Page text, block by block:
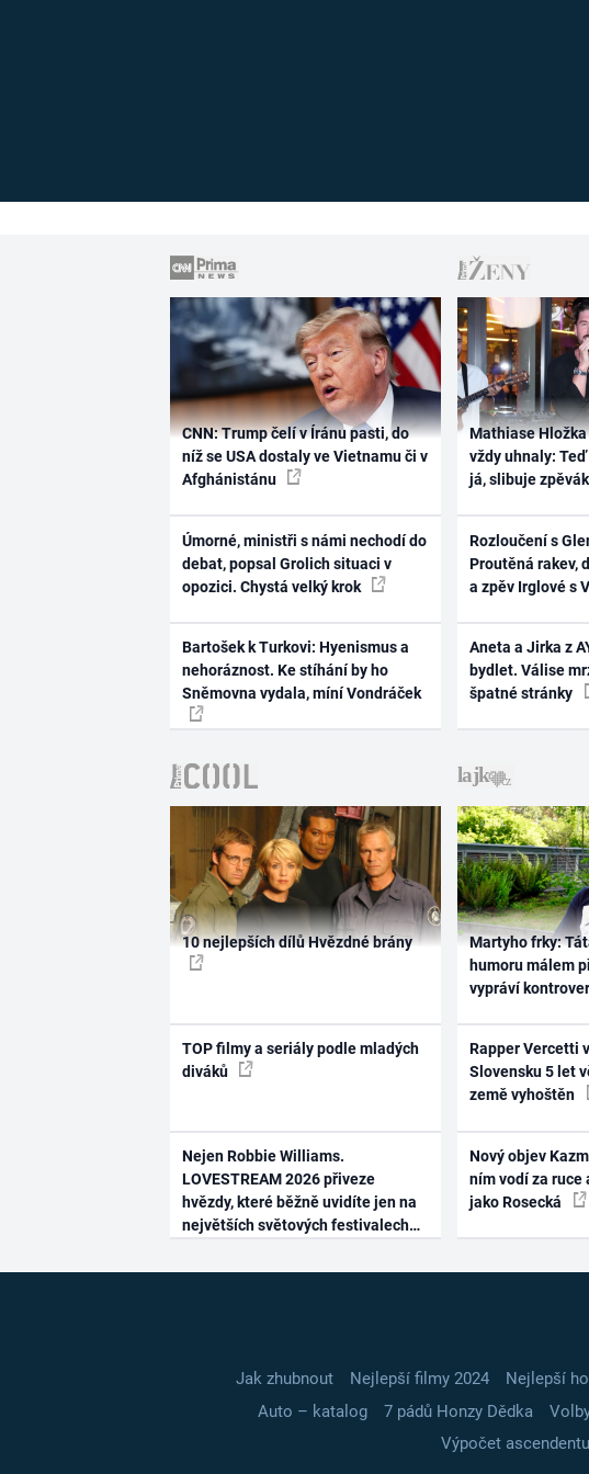
CNN: Trump čelí v Íránu pasti, do
níž se USA dostaly ve Vietnamu či v
Afghánistánu
Úmorné, ministři s námi nechodí do
debat, popsal Grolich situaci v
opozici. Chystá velký krok
Bartošek k Turkovi: Hyenismus a
nehoráznost. Ke stíhání by ho
Sněmovna vydala, míní Vondráček
Mathiase
vždy uhnaly:
já, slibuje zpěvák
Rozloučení s
Proutěná rakev,
a zpěv Irglové s
Aneta a Jirka z
bydlet. Válise
špatné stránky
10 nejlepších dílů Hvězdné brány
TOP filmy a seriály podle mladých
diváků
Nejen Robbie Williams.
LOVESTREAM 2026 přiveze
hvězdy, které běžně uvidíte jen na
největších světových festivalech
Martyho frky:
humoru málem
vypráví
Rapper Vercetti
Slovensku 5 let
země vyhoštěn
Nový objev
ním vodí za ruce
jako Rosecká
Jak zhubnout Nejlepší filmy 2024 Nejlepší
Auto – katalog
7 pádů Honzy Dědka
Výpočet ascendentu